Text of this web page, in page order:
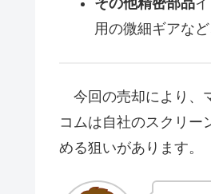
その他精密部品
用の微細ギアな
今回の売却により、
コムは自社のスクリー
める狙いがあります。